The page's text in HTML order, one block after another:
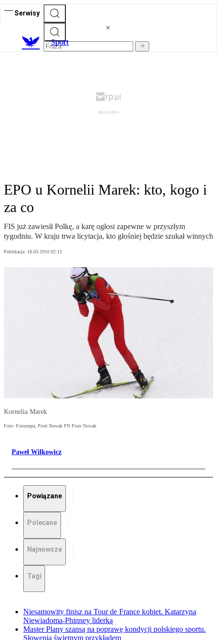
Serwisy
Sport
EPO u Kornelii Marek: kto, kogo i
za co
FIS już zawiesił Polkę, a karę ogłosi zapewne w przyszłym
tygodniu. W kraju trwa licytacja, kto głośniej będzie szukał winnych
Publikacja: 18.03.2010 02:12
Kornelia Marek
Foto: Fotorzepa, Piotr Nowak PN Piotr Nowak
Paweł Wilkowicz
Powiązane
Polecane
Najnowsze
Tagi
Niesamowity finisz na Tour de France kobiet. Katarzyna
Niewiadoma-Phinney liderką
Master Plany szansą na poprawę kondycji polskiego sportu.
Słowenia świetnym przykładem